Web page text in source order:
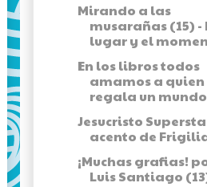
Mirando a las
musarañas (15) -
lugar y el
En los libros todos
amamos a quien
regala un
Jesucristo
acento de
¡Muchas grafias!
Luis Santiago